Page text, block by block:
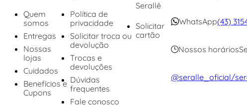
Quem
somos
Entregas
Nossas
lojas
Cuidados
Benefícios e
Cupons
Política de
privacidade
Solicitar troca ou
devolução
Trocas e
devoluções
Dúvidas
frequentes
Fale conosco
Serallê
Solicitar
cartão
WhatsApp(43)
Nossos horários
@seralle_oficial/